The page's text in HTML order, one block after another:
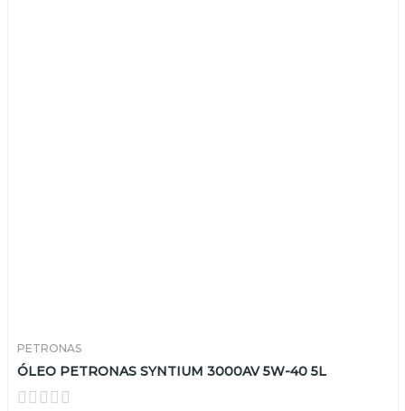
PETRONAS
ÓLEO PETRONAS SYNTIUM 3000AV 5W-40 5L